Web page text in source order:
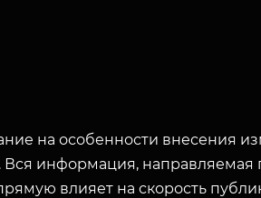
на особенности внесения
информация,
влияет на скорость